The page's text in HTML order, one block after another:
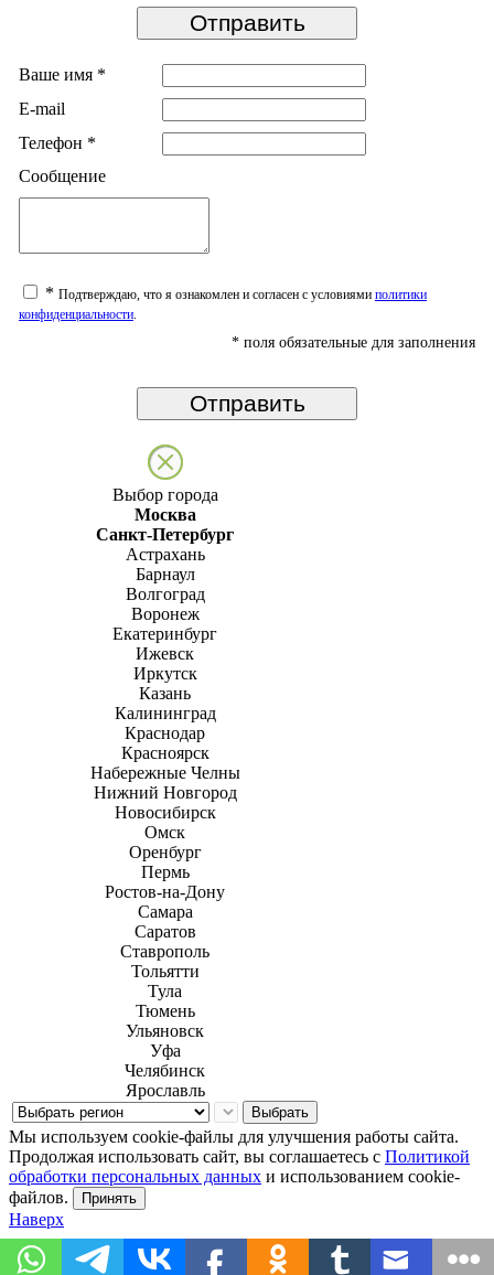
Ваше имя *
E-mail
Телефон *
Сообщение
* Подтверждаю, что я ознакомлен и согласен с условиями политики
конфиденциальности
* поля обязательные для заполнения
Выбор города
Москва
Санкт-Петербург
Астрахань
Барнаул
Волгоград
Воронеж
Екатеринбург
Ижевск
Иркутск
Казань
Калининград
Краснодар
Красноярск
Набережные Челны
Нижний Новгород
Новосибирск
Омск
Оренбург
Пермь
Ростов-на-Дону
Самара
Саратов
Ставрополь
Тольятти
Тула
Тюмень
Ульяновск
Уфа
Челябинск
Ярославль
Выбрать
Мы используем cookie-файлы для улучшения работы сайта.
Продолжая использовать сайт, вы соглашаетесь с Политикой
обработки персональных данных и использованием cookie-
файлов.
Принять
Наверх